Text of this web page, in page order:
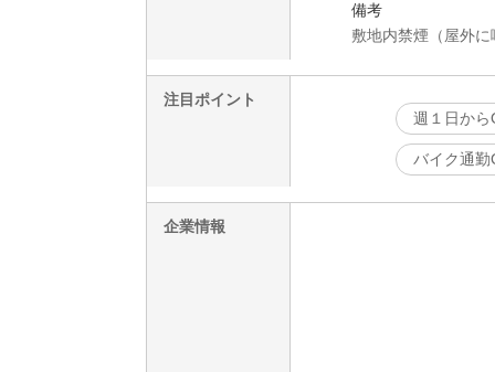
備考
敷地内禁煙（屋外
注目ポイント
週１日から
バイク通勤
企業情報